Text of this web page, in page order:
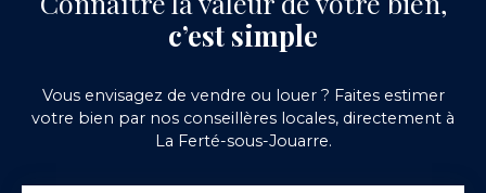
c’est simple
Vous envisagez de vendre ou louer ? Faites estimer
votre bien par nos conseillères locales, directement à
La Ferté-sous-Jouarre.